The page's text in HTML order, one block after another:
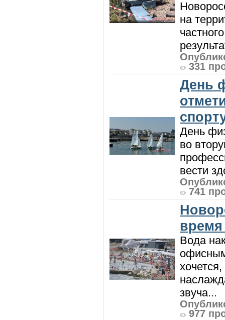
на
331
День
День
во
вести
741
Вода
звуча...
977